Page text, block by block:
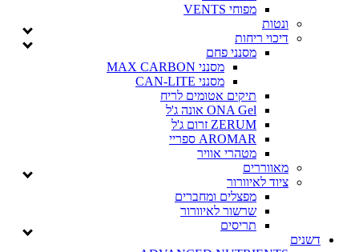
מפוחי VENTS
ונטות
דיכוי ריחות
מסנני פחם
מסנני MAX CARBON
מסנני CAN-LITE
תיקים אטומים לריח
ONA Gel אונה ג'ל
ZERUM זרום ג'ל
AROMAR ספריי
מטהרי אוויר
מאווררים
ציוד לאיוורור
מפצלים ומחברים
שרשור לאיוורור
תריסים
דשנים